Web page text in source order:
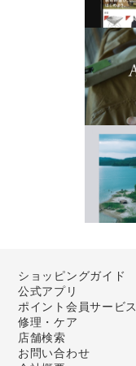
ショッピングガイド
公式アプリ
ポイント会員サービス
修理・ケア
店舗検索
お問い合わせ